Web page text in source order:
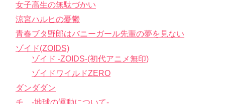
女子高生の無駄づかい
涼宮ハルヒの憂鬱
青春ブタ野郎はバニーガール先輩の夢を見ない
ゾイド(ZOIDS)
ゾイド -ZOIDS-(初代アニメ無印)
ゾイドワイルドZERO
ダンダダン
チ。-地球の運動について-